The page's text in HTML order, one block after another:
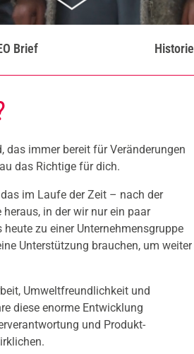
Brief Historie
das immer bereit für Veränderungen
das Richtige für dich.
im Laufe der Zeit – nach der
in der wir nur ein paar
zu einer Unternehmensgruppe
Unterstützung brauchen, um weiter
Umweltfreundlichkeit und
diese enorme Entwicklung
und Produkt-